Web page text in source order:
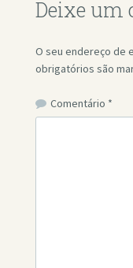
Deixe um
O seu endereço de
obrigatórios são
Comentário *